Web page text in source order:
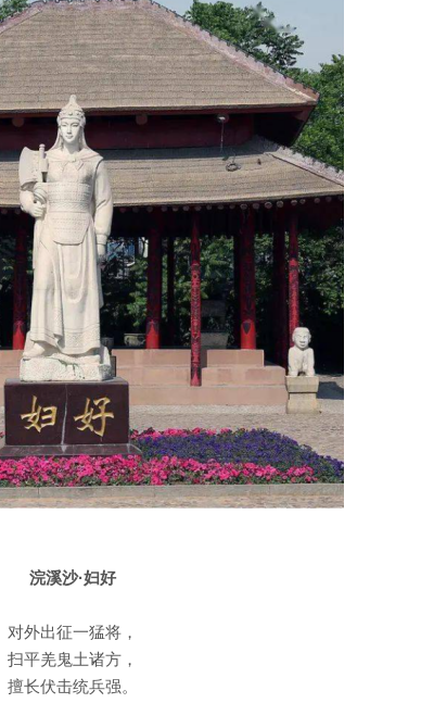
浣溪沙·妇好
对外出征一猛将，
扫平羌鬼土诸方，
擅长伏击统兵强。